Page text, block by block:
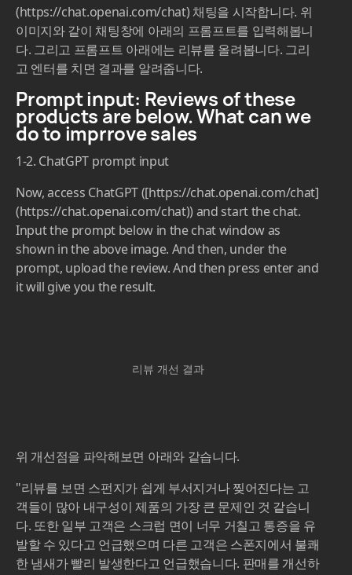
(https://chat.openai.com/chat) 채팅을 시작합니다. 위
이미지와 같이 채팅창에 아래의 프롬프트를 입력해봅니
다. 그리고 프롬프트 아래에는 리뷰를 올려봅니다. 그리
고 엔터를 치면 결과를 알려줍니다.
Prompt input: Reviews of these
products are below. What can we
do to imprrove sales
1-2. ChatGPT prompt input
Now, access ChatGPT ([https://chat.openai.com/chat]
(https://chat.openai.com/chat)) and start the chat.
Input the prompt below in the chat window as
shown in the above image. And then, under the
prompt, upload the review. And then press enter and
it will give you the result.
리뷰 개선 결과
위 개선점을 파악해보면 아래와 같습니다.